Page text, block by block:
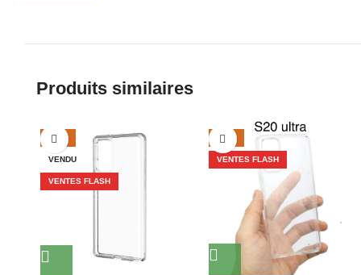
Produits similaires
-39%
VENDU
VENTES FLASH
-29%
VENTES FLASH